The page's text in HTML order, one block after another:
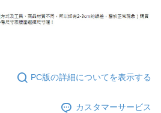
PC版の詳細についてを表示する
カスタマーサービス